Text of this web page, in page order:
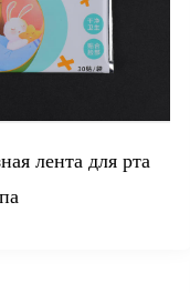
лента для рта